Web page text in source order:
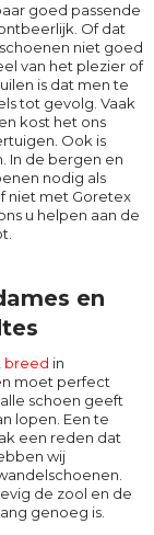
goed passende
Of dat
niet goed
van het plezier of
is dat men te
tot gevolg. Vaak
kost het ons
Ook is
In de bergen en
nodig als
niet met Goretex
u helpen aan de
en
breed in
moet perfect
schoen geeft
lopen. Een te
een reden dat
wij
de zool en de
genoeg is.